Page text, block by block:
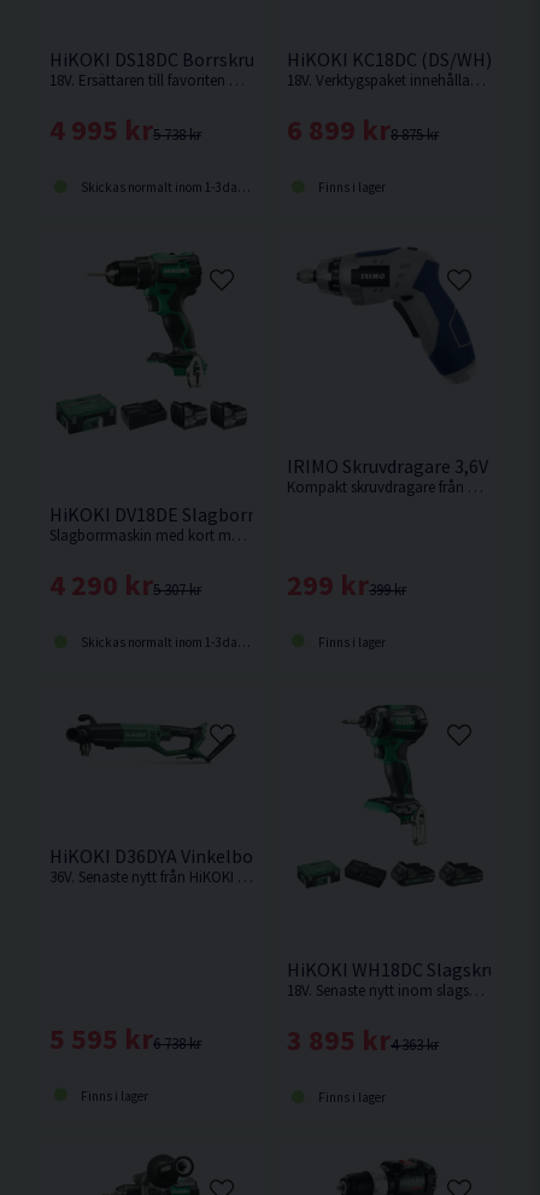
HiKOKI DS18DC Borrskruvdragare 18V (2x5,0Ah)
18V. Ersättaren till favoriten DS18DBL2. Borrskruvdragare med RFC funktion vilket förhindrar att maskinen slår runt om det fastnar vid tex borrning.
5 738 kr
4 995 kr
Skickas normalt inom 1-3 dagar
HiKOKI KC18DC (DS/WH)
18V. Verktygspaket innehållande två kraftfulla 18V verktyg, två Multivolt-batterier och en snabbladdare.
8 875 kr
6 899 kr
Finns i lager
HiKOKI DV18DE Slagborrmaskin 18V (2x5,0Ah)
Slagborrmaskin med kort maskinkropp och enastående balans. Ersättare till DV18DBSL.
5 307 kr
4 290 kr
Skickas normalt inom 1-3 dagar
IRIMO Skruvdragare 3,6V
Kompakt skruvdragare från Bahco.
399 kr
299 kr
Finns i lager
HiKOKI D36DYA Vinkelborrmaskin 36V
36V. Senaste nytt från HiKOKI Powertools. Kraftfull vinkelborrmaskin med kolborstfri motor. Levereras utan batteri & laddare i kartong.
6 738 kr
5 595 kr
Finns i lager
HiKOKI WH18DC
18V. Senaste nytt inom slagskruvdragare från HiKOKI. Slagskruvdragare med låg vikt. Kanonbra ergonomi på denna maskinen med detta batteri.
4 363 kr
3 895 kr
Finns i lager